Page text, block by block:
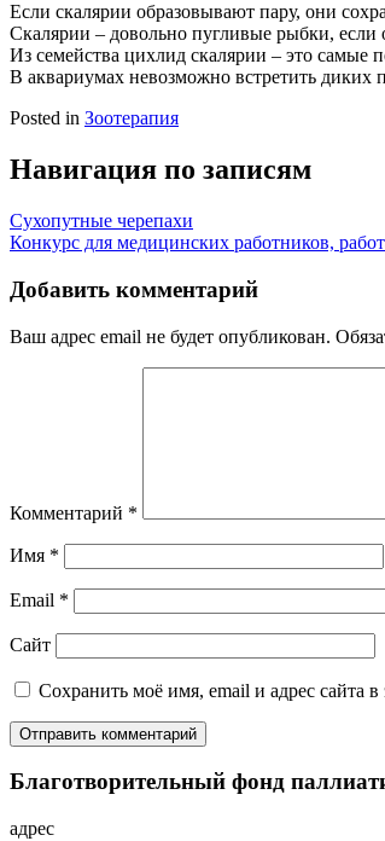
Если скалярии образовывают пару, они
Скалярии – довольно пугливые рыбки, если
Из семейства цихлид скалярии – это самые
В аквариумах невозможно встретить диких
Posted in Зоотерапия
Навигация по записям
Сухопутные черепахи
Конкурс для медицинских работников,
Добавить комментарий
Ваш адрес email не будет опубликован.
Комментарий *
Имя *
Email *
Сайт
Сохранить моё имя, email и адрес сайта
Благотворительный фонд
адрес